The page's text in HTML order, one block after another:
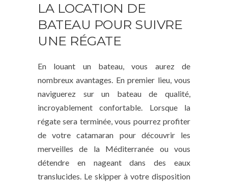
LA LOCATION DE
BATEAU POUR SUIVRE
UNE RÉGATE
En louant un bateau, vous aurez de
nombreux avantages. En premier lieu, vous
naviguerez sur un bateau de qualité,
incroyablement confortable. Lorsque la
régate sera terminée, vous pourrez profiter
de votre catamaran pour découvrir les
merveilles de la Méditerranée ou vous
détendre en nageant dans des eaux
translucides. Le skipper à votre disposition